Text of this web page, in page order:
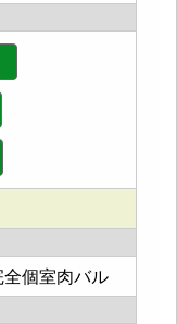
個室肉バル